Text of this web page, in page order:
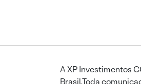
A XP Investimentos
Brasil.Toda